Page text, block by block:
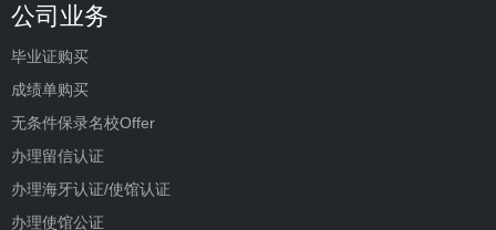
公司业务
毕业证购买
成绩单购买
无条件保录名校Offer
办理留信认证
办理海牙认证/使馆认证
办理使馆公证